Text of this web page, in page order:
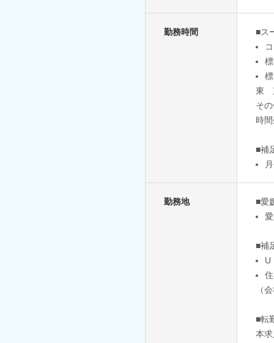
勤務時間
■ス
東
そ
時
■補
勤務地
■愛
■補
U
（
■転
本